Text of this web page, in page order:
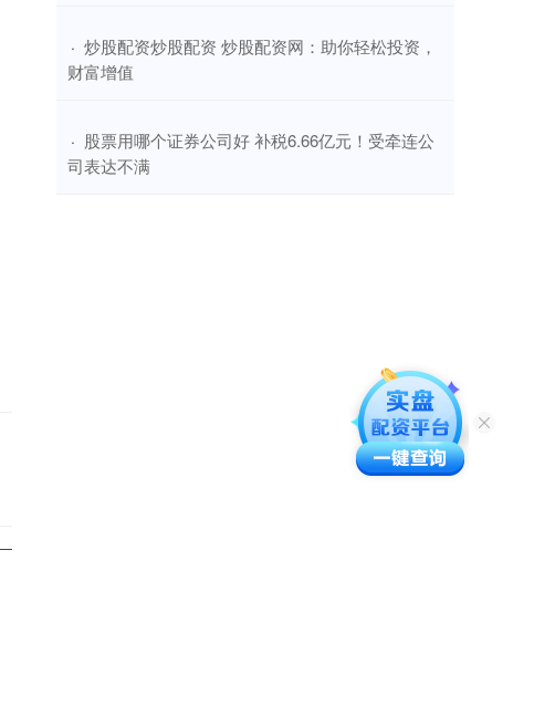
· ​炒股配资炒股配资 炒股配资网：助你轻松投资，
财富增值
· ​股票用哪个证券公司好 补税6.66亿元！受牵连公
司表达不满